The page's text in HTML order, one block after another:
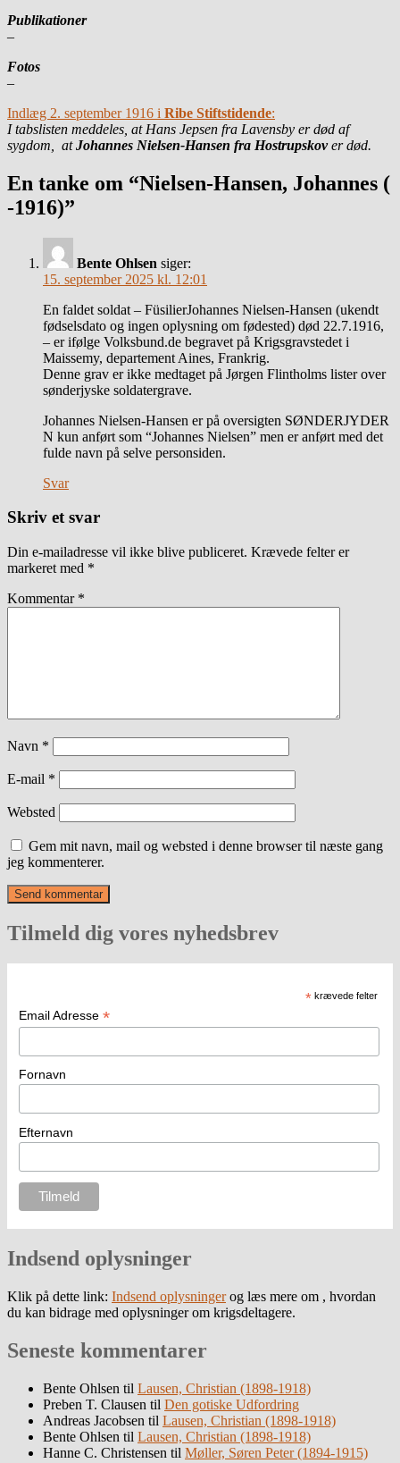
Publikationer
–
Fotos
–
Indlæg 2. september 1916 i Ribe Stiftstidende:
I tabslisten meddeles, at Hans Jepsen fra Lavensby er død af
sygdom, atJohannes Nielsen-Hansen fra Hostrupskover død.
En tanke om “Nielsen-Hansen, Johannes (
-1916)”
Bente Ohlsen siger:
15. september 2025 kl. 12:01
En faldet soldat – FüsilierJohannes Nielsen-Hansen (ukendt
fødselsdato og ingen oplysning om fødested) død 22.7.1916,
– er ifølge Volksbund.de begravet på Krigsgravstedet i
Maissemy, departement Aines, Frankrig.
Denne grav er ikke medtaget på Jørgen Flintholms lister over
sønderjyske soldatergrave.
Johannes Nielsen-Hansen er på oversigten SØNDERJYDER
N kun anført som “Johannes Nielsen” men er anført med det
fulde navn på selve personsiden.
Svar
Skriv et svar
Din e-mailadresse vil ikke blive publiceret. Krævede felter er
markeret med *
Kommentar *
Navn *
E-mail *
Websted
Gem mit navn, mail og websted i denne browser til næste gang
jeg kommenterer.
Tilmeld dig vores nyhedsbrev
* krævede felter
Email Adresse *
Fornavn
Efternavn
Indsend oplysninger
Klik på dette link: Indsend oplysningerog læs mere om , hvordan
du kan bidrage med oplysninger om krigsdeltagere.
Seneste kommentarer
Bente Ohlsen til Lausen, Christian (1898-1918)
Preben T. Clausen til Den gotiske Udfordring
Andreas Jacobsen til Lausen, Christian (1898-1918)
Bente Ohlsen til Lausen, Christian (1898-1918)
Hanne C. Christensen til Møller, Søren Peter (1894-1915)